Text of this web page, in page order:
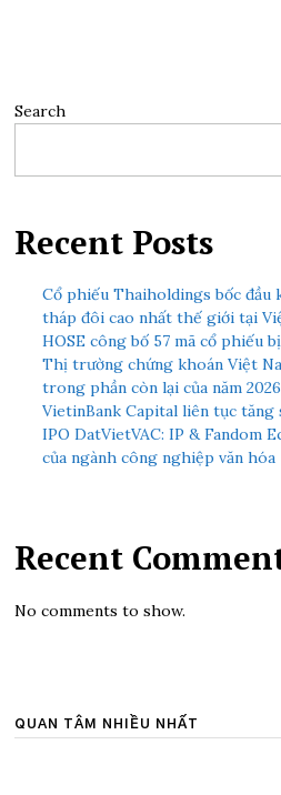
Search
Recent Posts
Cổ phiếu Thaiholdings bốc đầu
tháp đôi cao nhất thế giới tại
HOSE công bố 57 mã cổ phiếu
Thị trường chứng khoán Việt
trong phần còn lại của năm
VietinBank Capital liên tục
IPO DatVietVAC: IP & Fandom
của ngành công nghiệp văn hóa
Recent
No comments to show.
QUAN TÂM NHIỀU NHẤT